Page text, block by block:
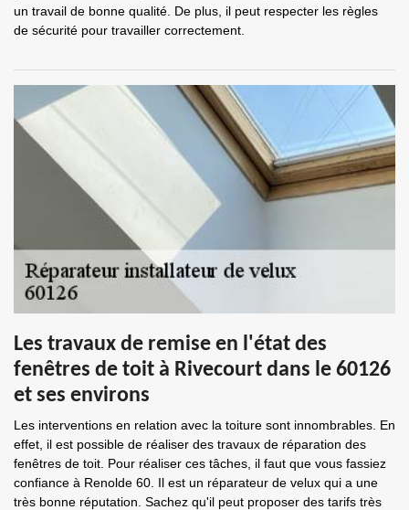
un travail de bonne qualité. De plus, il peut respecter les règles
de sécurité pour travailler correctement.
Les travaux de remise en l'état des
fenêtres de toit à Rivecourt dans le 60126
et ses environs
Les interventions en relation avec la toiture sont innombrables. En
effet, il est possible de réaliser des travaux de réparation des
fenêtres de toit. Pour réaliser ces tâches, il faut que vous fassiez
confiance à Renolde 60. Il est un réparateur de velux qui a une
très bonne réputation. Sachez qu'il peut proposer des tarifs très